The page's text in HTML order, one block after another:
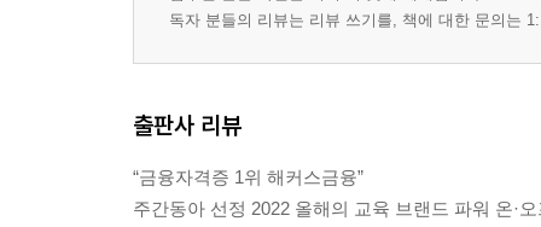
독자 분들의 리뷰는 리뷰 쓰기를, 책에 대한 문의는
출판사 리뷰
“금융자격증 1위 해커스금융”
주간동아 선정 2022 올해의 교육 브랜드 파워 온·